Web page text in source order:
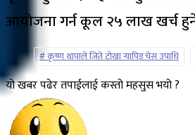
आयोजना गर्न कूल २५ लाख खर्च
कृष्ण थापाले जिते टोखा र्‍यापिड चेस उपाधि
यो खबर पढेर तपाईलाई कस्तो महसुस भयो ?